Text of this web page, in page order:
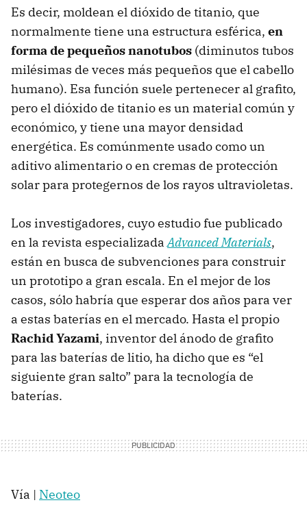
Es decir, moldean el dióxido de titanio, que
normalmente tiene una estructura esférica, en
forma de pequeños nanotubos (diminutos tubos
milésimas de veces más pequeños que el cabello
humano). Esa función suele pertenecer al grafito,
pero el dióxido de titanio es un material común y
económico, y tiene una mayor densidad
energética. Es comúnmente usado como un
aditivo alimentario o en cremas de protección
solar para protegernos de los rayos ultravioletas.
Los investigadores, cuyo estudio fue publicado
en la revista especializadaAdvanced Materials,
están en busca de subvenciones para construir
un prototipo a gran escala. En el mejor de los
casos, sólo habría que esperar dos años para ver
a estas baterías en el mercado. Hasta el propio
Rachid Yazami, inventor del ánodo de grafito
para las baterías de litio, ha dicho que es “el
siguiente gran salto” para la tecnología de
baterías.
Vía | Neoteo